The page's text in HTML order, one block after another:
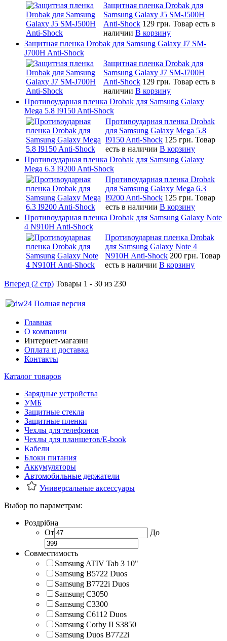
Защитная пленка Drobak для
Samsung Galaxy J5 SM-J500H
Anti-Shock 129 грн. Товар есть в
наличии В корзину
Защитная пленка Drobak для Samsung Galaxy J7 SM-
J700H Anti-Shock
Защитная пленка Drobak для
Samsung Galaxy J7 SM-J700H
Anti-Shock 129 грн. Товар есть в
наличии В корзину
Противоударная пленка Drobak для Samsung Galaxy
Mega 5.8 I9150 Anti-Shock
Противоударная пленка Drobak
для Samsung Galaxy Mega 5.8
I9150 Anti-Shock 125 грн. Товар
есть в наличии В корзину
Противоударная пленка Drobak для Samsung Galaxy
Mega 6.3 I9200 Anti-Shock
Противоударная пленка Drobak
для Samsung Galaxy Mega 6.3
I9200 Anti-Shock 125 грн. Товар
есть в наличии В корзину
Противоударная пленка Drobak для Samsung Galaxy Note
4 N910H Anti-Shock
Противоударная пленка Drobak
для Samsung Galaxy Note 4
N910H Anti-Shock 200 грн. Товар
есть в наличии В корзину
Вперед (2 стр) Товары 1 - 30 из 230
Полная версия
Главная
О компании
Интернет-магазин
Оплата и доставка
Контакты
Каталог товаров
Зарядные устройства
УМБ
Защитные стекла
Защитные пленки
Чехлы для телефонов
Чехлы для планшетов/E-book
Кабели
Блоки питания
Аккумуляторы
Автомобильные держатели
Универсальные аксессуары
Выбор по параметрам:
Роздрібна
От
До
Совместимость
Samsung ATIV Tab 3 10"
Samsung B5722 Duos
Samsung B7722i Duos
Samsung C3050
Samsung C3300
Samsung C6112 Duos
Samsung Corby II S3850
Samsung Duos B7722i